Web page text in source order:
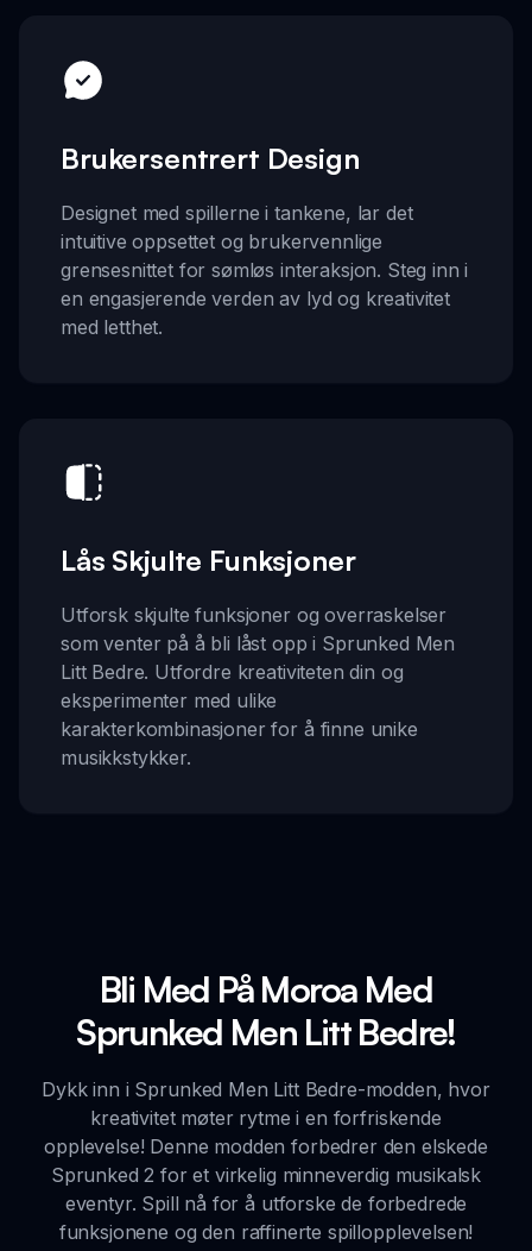
Brukersentrert Design
Designet med spillerne i tankene, lar det
intuitive oppsettet og brukervennlige
grensesnittet for sømløs interaksjon. Steg inn i
en engasjerende verden av lyd og kreativitet
med letthet.
Lås Skjulte Funksjoner
Utforsk skjulte funksjoner og overraskelser
som venter på å bli låst opp i Sprunked Men
Litt Bedre. Utfordre kreativiteten din og
eksperimenter med ulike
karakterkombinasjoner for å finne unike
musikkstykker.
Bli Med På Moroa Med
Sprunked Men Litt Bedre!
Dykk inn i Sprunked Men Litt Bedre-modden, hvor
kreativitet møter rytme i en forfriskende
opplevelse! Denne modden forbedrer den elskede
Sprunked 2 for et virkelig minneverdig musikalsk
eventyr. Spill nå for å utforske de forbedrede
funksjonene og den raffinerte spillopplevelsen!